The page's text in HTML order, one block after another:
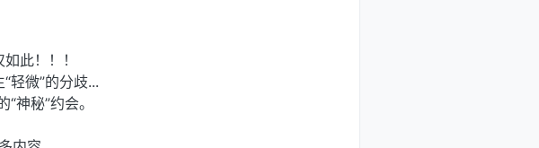
此！！！
轻微”的分歧...
神秘”约会。